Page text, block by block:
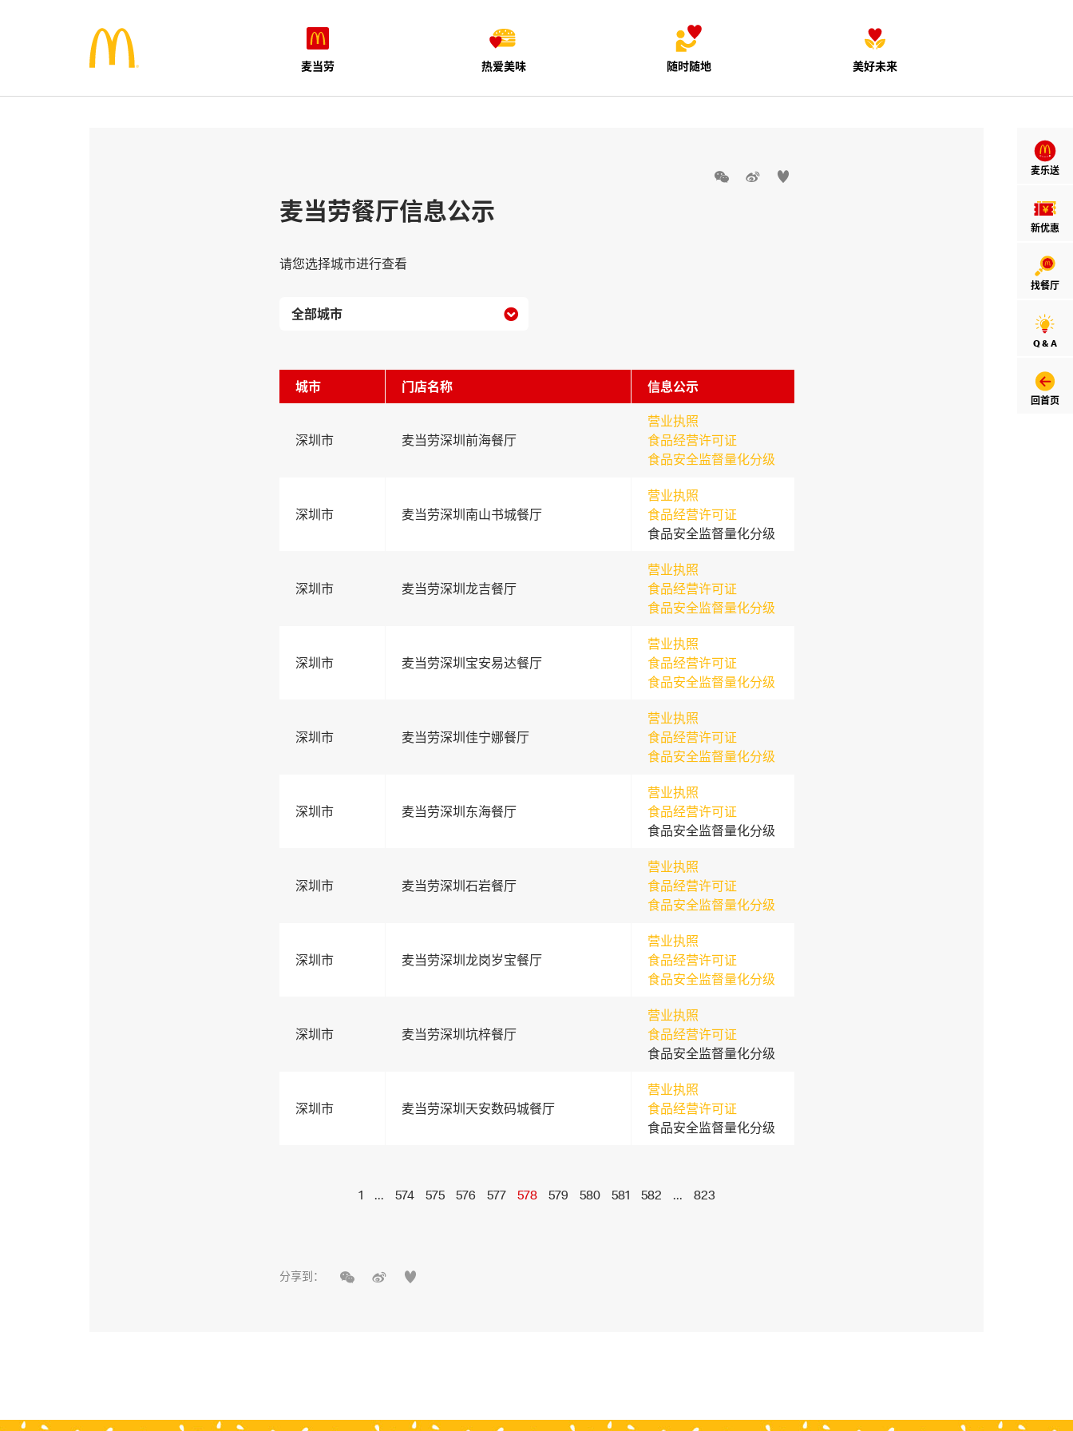
麦当劳 热爱美味 随时随地 美好未来
麦乐送
新优惠
找餐厅
Q & A
回首页
  
麦当劳餐厅信息公示
请您选择城市进行查看

城市 门店名称 信息公示
深圳市 麦当劳深圳前海餐厅
营业执照
食品经营许可证
食品安全监督量化分级
深圳市 麦当劳深圳南山书城餐厅
营业执照
食品经营许可证
食品安全监督量化分级
深圳市 麦当劳深圳龙吉餐厅
营业执照
食品经营许可证
食品安全监督量化分级
深圳市 麦当劳深圳宝安易达餐厅
营业执照
食品经营许可证
食品安全监督量化分级
深圳市 麦当劳深圳佳宁娜餐厅
营业执照
食品经营许可证
食品安全监督量化分级
深圳市 麦当劳深圳东海餐厅
营业执照
食品经营许可证
食品安全监督量化分级
深圳市 麦当劳深圳石岩餐厅
营业执照
食品经营许可证
食品安全监督量化分级
深圳市 麦当劳深圳龙岗岁宝餐厅
营业执照
食品经营许可证
食品安全监督量化分级
深圳市 麦当劳深圳坑梓餐厅
营业执照
食品经营许可证
食品安全监督量化分级
深圳市 麦当劳深圳天安数码城餐厅
营业执照
食品经营许可证
食品安全监督量化分级
1 ... 574 575 576 577 578 579 580 581 582 ... 823
分享到：   